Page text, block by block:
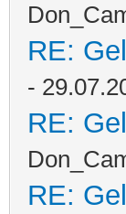
RE:
-
RE:
RE: